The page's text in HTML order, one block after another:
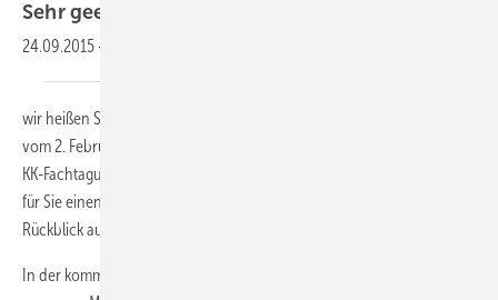
Sehr geehrte Leserinnen und
24.09.2015 -
wir heißen Sie herzlich willkommen zu unserem KK-Newsletter 2-2018
vom 2. Februar 2018. In dieser Ausgabe erfahren Sie mehr über die 15.
KK-Fachtagung und über die Pionierarbeit von NIKKI. Auch haben wir
für Sie einen Objektbericht zum Thema Eislaufbahnen und den
Rückblick auf die wichtigsten Meldungen des Januars.
In der kommenden Print-Ausgabe, die am 15. Februar erscheint, geht